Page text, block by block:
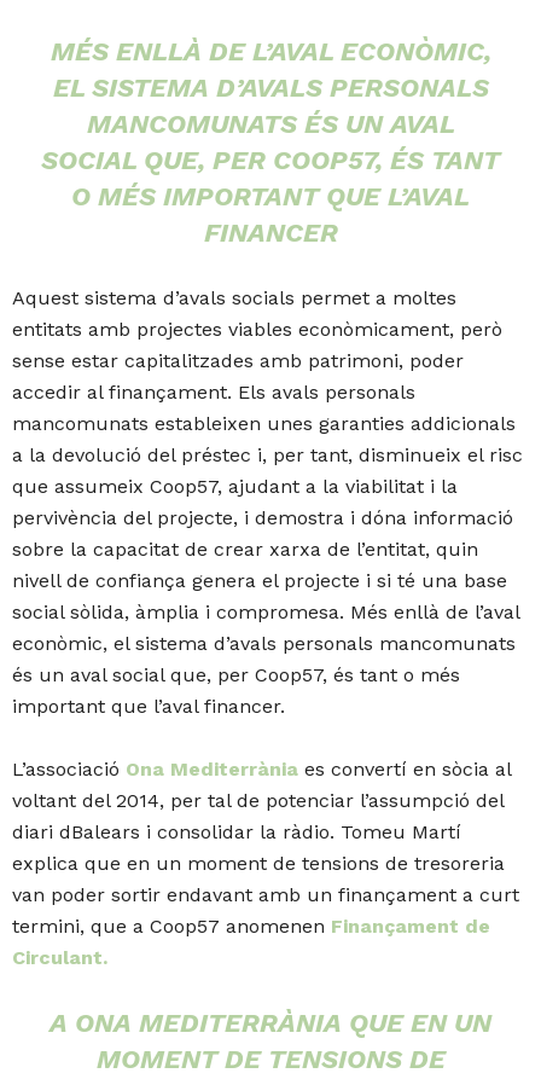
MÉS ENLLÀ DE L’AVAL ECONÒMIC,
EL SISTEMA D’AVALS PERSONALS
MANCOMUNATS ÉS UN AVAL
SOCIAL QUE, PER COOP57, ÉS TANT
O MÉS IMPORTANT QUE L’AVAL
FINANCER
Aquest sistema d’avals socials permet a moltes
entitats amb projectes viables econòmicament, però
sense estar capitalitzades amb patrimoni, poder
accedir al finançament. Els avals personals
mancomunats estableixen unes garanties addicionals
a la devolució del préstec i, per tant, disminueix el risc
que assumeix Coop57, ajudant a la viabilitat i la
pervivència del projecte, i demostra i dóna informació
sobre la capacitat de crear xarxa de l’entitat, quin
nivell de confiança genera el projecte i si té una base
social sòlida, àmplia i compromesa. Més enllà de l’aval
econòmic, el sistema d’avals personals mancomunats
és un aval social que, per Coop57, és tant o més
important que l’aval financer.
L’associació Ona Mediterrània es convertí en sòcia al
voltant del 2014, per tal de potenciar l’assumpció del
diari dBalears i consolidar la ràdio. Tomeu Martí
explica que en un moment de tensions de tresoreria
van poder sortir endavant amb un finançament a curt
termini, que a Coop57 anomenen Finançament de
Circulant.
A ONA MEDITERRÀNIA QUE EN UN
MOMENT DE TENSIONS DE